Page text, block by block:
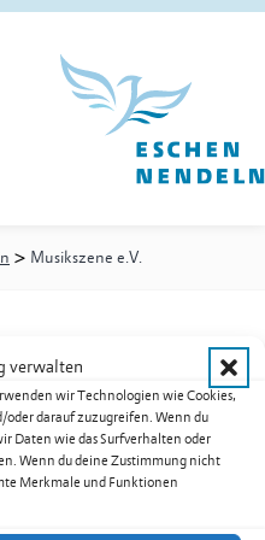
verwalten
wir Technologien wie Cookies,
darauf zuzugreifen. Wenn du
Daten wie das Surfverhalten oder
Wenn du deine Zustimmung nicht
Merkmale und Funktionen
> Musikszene e.V.